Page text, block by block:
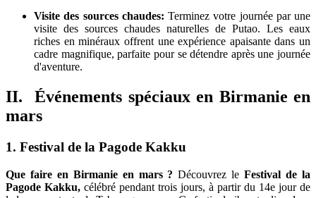
Visite des sources chaudes: Terminez votre journée par une
visite des sources chaudes naturelles de Putao. Les eaux
riches en minéraux offrent une expérience apaisante dans un
cadre magnifique, parfaite pour se détendre après une journée
d'aventure.
II. Événements spéciaux en Birmanie en
mars
1. Festival de la Pagode Kakku
Que faire en Birmanie en mars ? Découvrez le Festival de la
Pagode Kakku, célébré pendant trois jours, à partir du 14e jour de